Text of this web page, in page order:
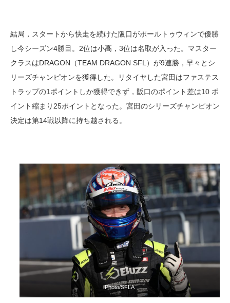
結局，スタートから快走を続けた阪口がポールトゥウィンで優勝
し今シーズン4勝目。2位は小高，3位は名取が入った。マスター
クラスはDRAGON（TEAM DRAGON SFL）が9連勝，早々とシ
リーズチャンピオンを獲得した。リタイヤした宮田はファステス
トラップの1ポイントしか獲得できず，阪口のポイント差は10 ポ
イント縮まり25ポイントとなった。宮田のシリーズチャンピオン
決定は第14戦以降に持ち越される。
Photo/SFLA